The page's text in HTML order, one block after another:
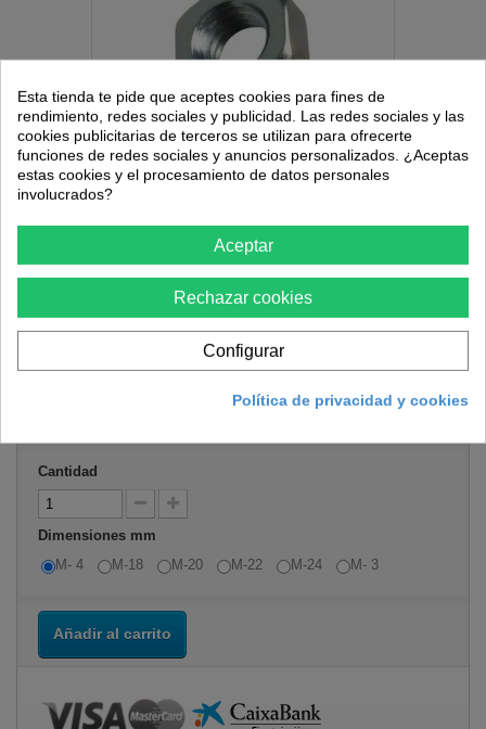
Ver más grande
Tuerca DIN 934 ZN
Cantidad
Dimensiones mm
M- 4
M-18 M-20 M-22 M-24 M- 3
Añadir al carrito
Esta tienda te pide que aceptes cookies para fines de
rendimiento, redes sociales y publicidad. Las redes sociales y las
cookies publicitarias de terceros se utilizan para ofrecerte
funciones de redes sociales y anuncios personalizados. ¿Aceptas
estas cookies y el procesamiento de datos personales
involucrados?
Aceptar
Rechazar cookies
Configurar
Política de privacidad y cookies